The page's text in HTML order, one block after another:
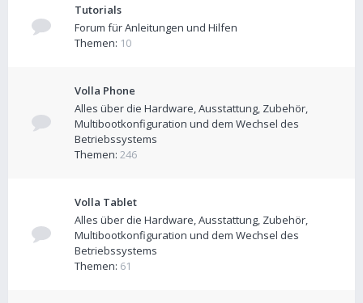
Tutorials
Forum für Anleitungen und Hilfen
Themen: 10
Volla Phone
Alles über die Hardware, Ausstattung, Zubehör,
Multibootkonfiguration und dem Wechsel des
Betriebssystems
Themen: 246
Volla Tablet
Alles über die Hardware, Ausstattung, Zubehör,
Multibootkonfiguration und dem Wechsel des
Betriebssystems
Themen: 61